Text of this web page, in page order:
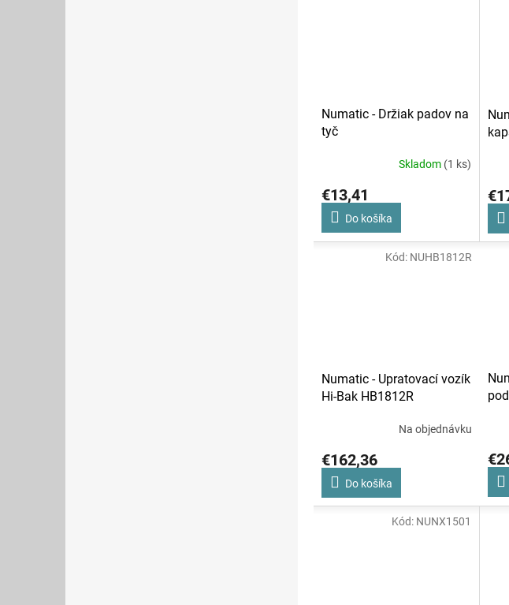
Numatic - Držiak padov na
tyč
Skladom (1 ks)
€13,41
Do košíka
Numatic - Upratovací vozík
Hi-Bak HB1812R
Na objednávku
€162,36
Do košíka
Kód: NUHB1812R
Kód: NUNX1501